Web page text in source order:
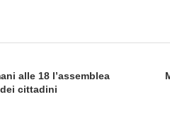
alle 18 l’assemblea
cittadini